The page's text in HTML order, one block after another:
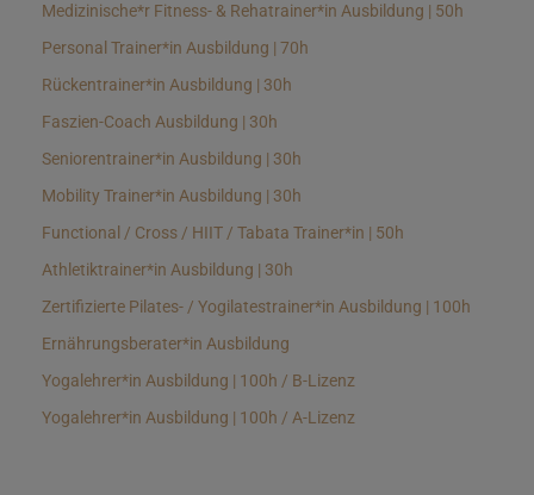
Medizinische*r Fitness- & Rehatrainer*in Ausbildung | 50h
Personal Trainer*in Ausbildung | 70h
Rückentrainer*in Ausbildung | 30h
Faszien-Coach Ausbildung | 30h
Seniorentrainer*in Ausbildung | 30h
Mobility Trainer*in Ausbildung | 30h
Functional / Cross / HIIT / Tabata Trainer*in | 50h
Athletiktrainer*in Ausbildung | 30h
Zertifizierte Pilates- / Yogilatestrainer*in Ausbildung | 100h
Ernährungsberater*in Ausbildung
Yogalehrer*in Ausbildung | 100h / B-Lizenz
Yogalehrer*in Ausbildung | 100h / A-Lizenz